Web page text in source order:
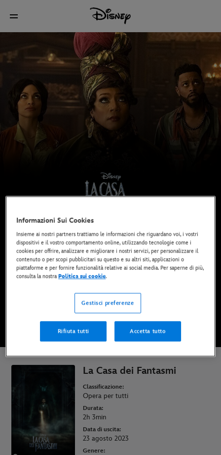
Ora disponibile su Disney+*, DVD, Blu-Ray e
digitale
GUARDALO SU DISNEY+
ACQUISTA IL FILM
La Casa dei Fantasmi
Classificazione:
Opera per tutti
Durata:
2h 3min
Data di uscita:
23 agosto 2023
Genere:
Informazioni Sui Cookies
Insieme ai nostri partners trattiamo le informazioni che riguardano voi, i vostri
dispositivi e il vostro comportamento online, utilizzando tecnologie come i
cookies per offrire, analizzare e migliorare i nostri servizi, per personalizzare il
contenuto o per scopi pubblicitari su questo e su altri siti, applicazioni o
piattaforme e per fornire funzionalità relative ai social media. Per saperne di più,
consulta la nostraPolitica sui cookie.
Gestisci preferenze
Rifiuta tutti Accetta tutto